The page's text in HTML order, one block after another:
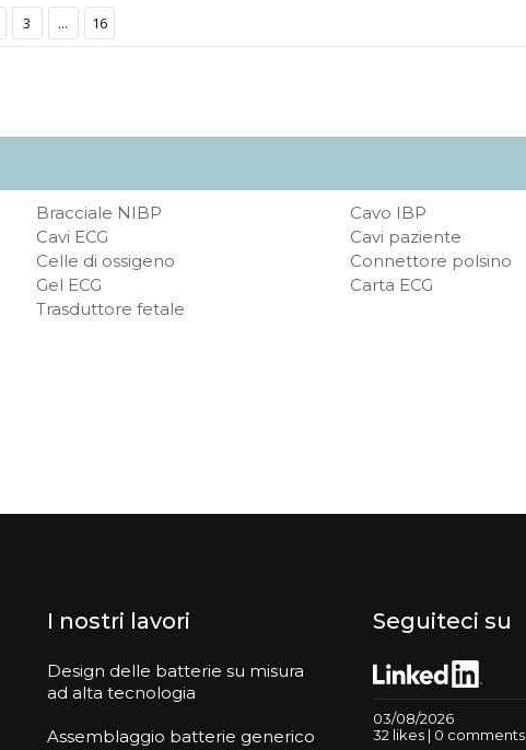
3 ... 16
Bracciale NIBP
Cavo IBP
Cavi ECG
Cavi paziente
Celle di ossigeno
Connettore polsino
Gel ECG
Carta ECG
Trasduttore fetale
I nostri lavori
Design delle batterie su misura
ad alta tecnologia
Assemblaggio batterie generico
Seguiteci su
03/08/2026
32 likes | 0 comments